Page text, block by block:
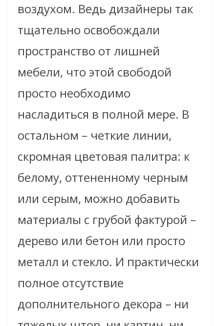
воздухом. Ведь дизайнеры так
тщательно освобождали
пространство от лишней
мебели, что этой свободой
просто необходимо
насладиться в полной мере. В
остальном – четкие линии,
скромная цветовая палитра: к
белому, оттененному черным
или серым, можно добавить
материалы с грубой фактурой –
дерево или бетон или просто
металл и стекло. И практически
полное отсутствие
дополнительного декора – ни